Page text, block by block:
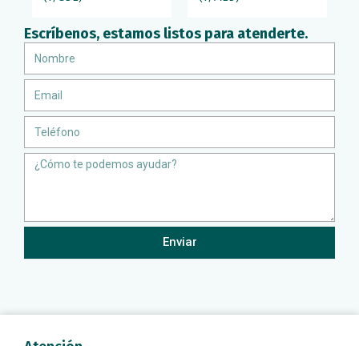
Escríbenos, estamos listos para atenderte.
Message
Enviar